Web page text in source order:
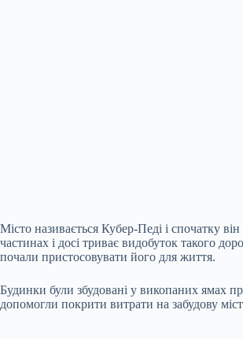
Місто називається Кубер-Педі і спочатку
частинах і досі триває видобуток такого
почали пристосовувати його для життя.
Будинки були збудовані у викопаних ямах
допомогли покрити витрати на забудову